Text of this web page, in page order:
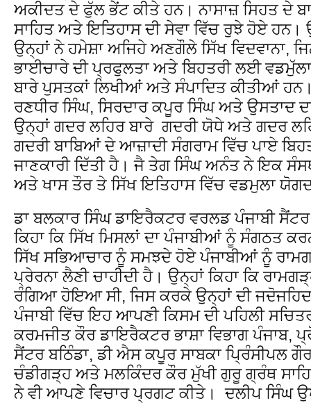
ਅਕੀਦਤ ਦੇ ਫੁੱਲ ਭੇਂਟ ਕੀਤੇ ਹਨ। ਨਾਸਾਜ਼ ਸਿਹਤ ਦੇ
ਸਾਹਿਤ ਅਤੇ ਇਤਿਹਾਸ ਦੀ ਸੇਵਾ ਵਿੱਚ ਰੁਝੇ ਹੋਏ ਹਨ।
ਉਨ੍ਹਾਂ ਨੇ ਹਮੇਸ਼ਾ ਅਜਿਹੇ ਅਣਗੌਲੇ ਸਿੱਖ ਵਿਦਵਾਨਾ,
ਭਾਈਚਾਰੇ ਦੀ ਪ੍ਰਫੁਲਤਾ ਅਤੇ ਬਿਹਤਰੀ ਲਈ
ਬਾਰੇ ਪੁਸਤਕਾਂ ਲਿਖੀਆਂ ਅਤੇ ਸੰਪਾਦਿਤ ਕੀਤੀਆਂ
ਰਣਧੀਰ ਸਿੰਘ, ਸਿਰਦਾਰ ਕਪੂਰ ਸਿੰਘ ਅਤੇ ਉਸਤਾਦ
ਉਨ੍ਹਾਂ ਗਦਰ ਲਹਿਰ ਬਾਰੇ ਗਦਰੀ ਯੋਧੇ ਅਤੇ ਗਦਰ
ਗਦਰੀ ਬਾਬਿਆਂ ਦੇ ਆਜ਼ਾਦੀ ਸੰਗਰਾਮ ਵਿੱਚ ਪਾਏ
ਜਾਣਕਾਰੀ ਦਿੱਤੀ ਹੈ। ਜੈ ਤੇਗ ਸਿੰਘ ਅਨੰਤ ਨੇ ਇਕ
ਅਤੇ ਖਾਸ ਤੌਰ ਤੇ ਸਿੱਖ ਇਤਿਹਾਸ ਵਿੱਚ ਵਡਮੁਲਾ
ਡਾ ਬਲਕਾਰ ਸਿੰਘ ਡਾਇਰੈਕਟਰ ਵਰਲਡ ਪੰਜਾਬੀ
ਕਿਹਾ ਕਿ ਸਿੱਖ ਮਿਸਲਾਂ ਦਾ ਪੰਜਾਬੀਆਂ ਨੂੰ ਸੰਗਠਤ
ਸਿੱਖ ਸਭਿਆਚਾਰ ਨੂੰ ਸਮਝਦੇ ਹੋਏ ਪੰਜਾਬੀਆਂ ਨੂੰ
ਪ੍ਰੇਰਨਾ ਲੈਣੀ ਚਾਹੀਦੀ ਹੈ। ਉਨ੍ਹਾਂ ਕਿਹਾ ਕਿ
ਰੰਗਿਆ ਹੋਇਆ ਸੀ, ਜਿਸ ਕਰਕੇ ਉਨ੍ਹਾਂ ਦੀ
ਪੰਜਾਬੀ ਵਿੱਚ ਇਹ ਆਪਣੀ ਕਿਸਮ ਦੀ ਪਹਿਲੀ
ਕਰਮਜੀਤ ਕੌਰ ਡਾਇਰੈਕਟਰ ਭਾਸ਼ਾ ਵਿਭਾਗ ਪੰਜਾਬ,
ਸੈਂਟਰ ਬਠਿੰਡਾ, ਡੀ ਐਸ ਕਪੂਰ ਸਾਬਕਾ ਪਿ੍ਰੰਸੀਪਲ
ਚੰਡੀਗੜ੍ਹ ਅਤੇ ਮਲਕਿੰਦਰ ਕੌਰ ਮੁੱਖੀ ਗੁਰੂ ਗ੍ਰੰਥ
ਨੇ ਵੀ ਆਪਣੇ ਵਿਚਾਰ ਪ੍ਰਗਟ ਕੀਤੇ। ਦਲੀਪ ਸਿੰਘ